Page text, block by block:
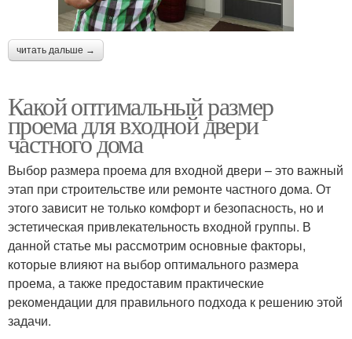
читать дальше →
Какой оптимальный размер
проема для входной двери
частного дома
Выбор размера проема для входной двери – это важный
этап при строительстве или ремонте частного дома. От
этого зависит не только комфорт и безопасность, но и
эстетическая привлекательность входной группы. В
данной статье мы рассмотрим основные факторы,
которые влияют на выбор оптимального размера
проема, а также предоставим практические
рекомендации для правильного подхода к решению этой
задачи.